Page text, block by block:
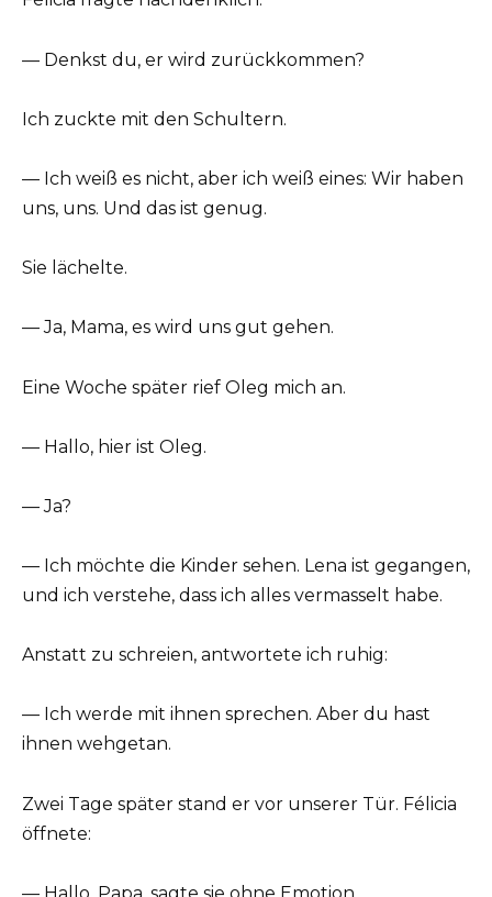
— Denkst du, er wird zurückkommen?
Ich zuckte mit den Schultern.
— Ich weiß es nicht, aber ich weiß eines: Wir haben
uns, uns. Und das ist genug.
Sie lächelte.
— Ja, Mama, es wird uns gut gehen.
Eine Woche später rief Oleg mich an.
— Hallo, hier ist Oleg.
— Ja?
— Ich möchte die Kinder sehen. Lena ist gegangen,
und ich verstehe, dass ich alles vermasselt habe.
Anstatt zu schreien, antwortete ich ruhig:
— Ich werde mit ihnen sprechen. Aber du hast
ihnen wehgetan.
Zwei Tage später stand er vor unserer Tür. Félicia
öffnete: